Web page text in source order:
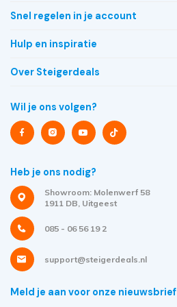
Snel regelen in je account
Hulp en inspiratie
Over Steigerdeals
Wil je ons volgen?
Heb je ons nodig?
Showroom: Molenwerf 58
1911 DB, Uitgeest
085 - 06 56 19 2
support@steigerdeals.nl
Meld je aan voor onze nieuwsbrief